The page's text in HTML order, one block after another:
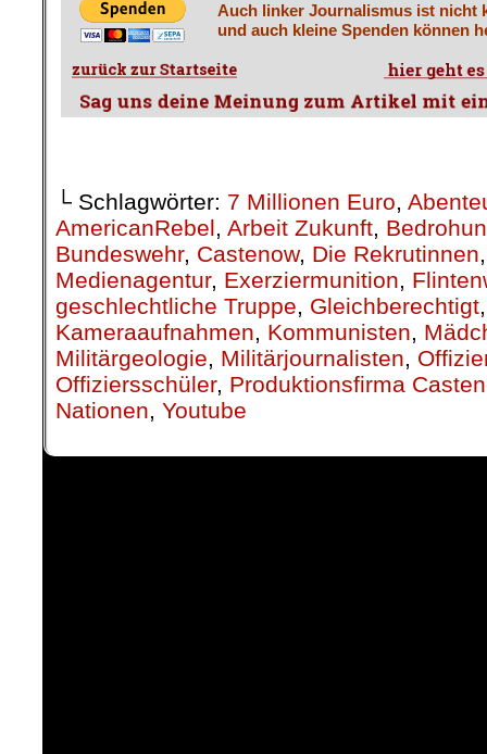
Auch linker Journalismus ist nicht
und auch kleine Spenden können
└ Schlagwörter: 7 Millionen Euro,
AmericanRebel, Arbeit Zukunft,
Bundeswehr, Castenow, Die Rekrutinnen
Medienagentur, Exerziermunition,
geschlechtliche Truppe, Gleichberechtigt
Kameraaufnahmen, Kommunisten,
Militärgeologie, Militärjournalisten,
Offiziersschüler, Produktionsfirma
Nationen, Youtube